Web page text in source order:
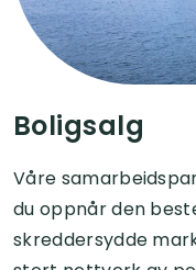
Boligsalg
Våre
du oppnår den
skreddersydde